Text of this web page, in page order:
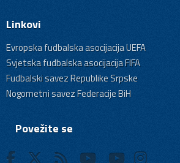
Linkovi
Evropska fudbalska asocijacija UEFA
Svjetska fudbalska asocijacija FIFA
Fudbalski savez Republike Srpske
Nogometni savez Federacije BiH
Povežite se